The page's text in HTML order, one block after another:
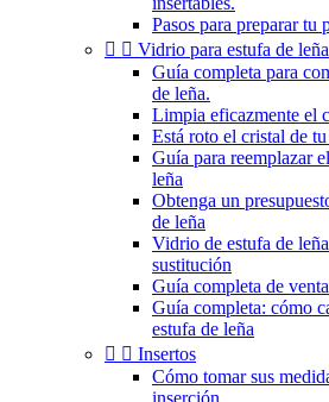
Pasos para preparar tu
  Vidrio para estufa de leña
Guía completa para
de leña.
Limpia eficazmente el
Está roto el cristal de
Guía para reemplazar
leña
Obtenga un
de leña
Vidrio de estufa de
sustitución
Guía completa de
Guía completa: cómo
estufa de leña
  Insertos
Cómo tomar sus
inserción